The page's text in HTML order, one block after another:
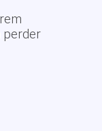
perder